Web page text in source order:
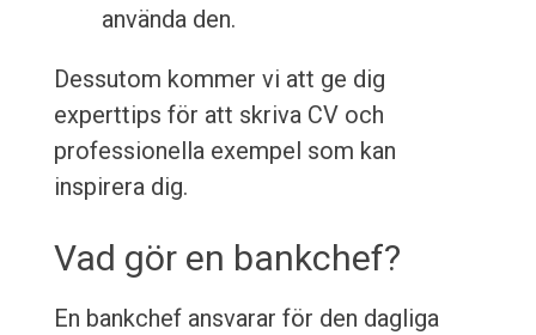
använda den.
Dessutom kommer vi att ge dig
experttips för att skriva CV och
professionella exempel som kan
inspirera dig.
Vad gör en bankchef?
En bankchef ansvarar för den dagliga